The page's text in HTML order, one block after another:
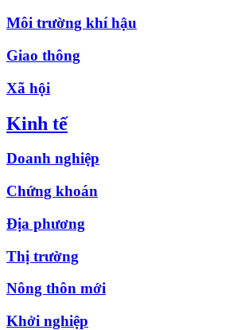
Môi trường khí hậu
Giao thông
Xã hội
Kinh tế
Doanh nghiệp
Chứng khoán
Địa phương
Thị trường
Nông thôn mới
Khởi nghiệp